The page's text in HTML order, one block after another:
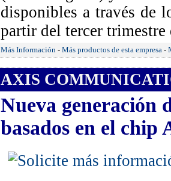
disponibles a través de
partir del tercer trimestre
Más Información - Más productos de esta empresa -
AXIS
Nueva generación
basados en el chip